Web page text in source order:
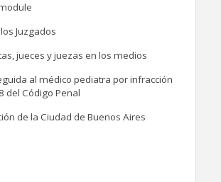
Juzgados
jueces y juezas en los medios
al médico pediatra por infracción
del Código Penal
de la Ciudad de Buenos Aires